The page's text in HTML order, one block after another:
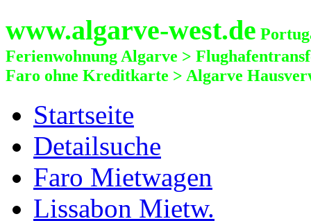
www.algarve-west.de
Ferienwohnung Algarve >
Faro ohne Kreditkarte > Algarve
Startseite
Detailsuche
Faro Mietwagen
Lissabon Mietw.